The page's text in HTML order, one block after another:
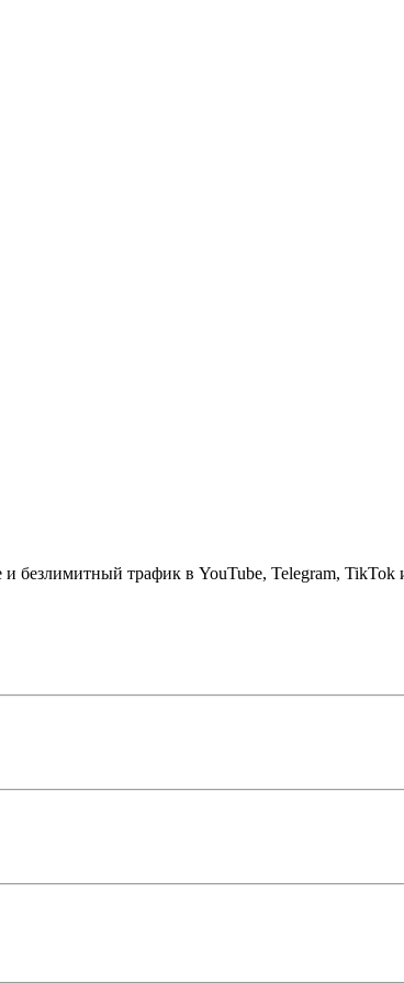
и безлимитный трафик в YouTube, Telegram,